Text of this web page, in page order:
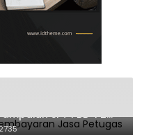
dan Pembayaran
SPT PBB-P2